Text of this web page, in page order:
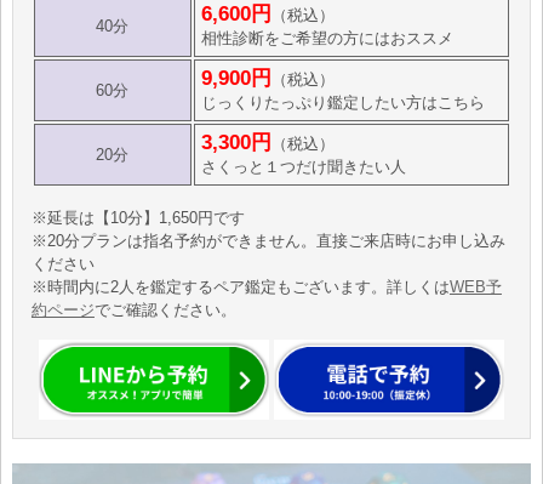
40分
6,600円
（税込）
相性診断をご希望の方にはおススメ
60分
9,900円
（税込）
じっくりたっぷり鑑定したい方はこちら
20分
3,300円
（税込）
さくっと１つだけ聞きたい人
※延長は【10分】1,650円です
※20分プランは指名予約ができません。直接ご来店時にお申し込み
ください
※時間内に2人を鑑定するペア鑑定もございます。詳しくはWEB予
約ページでご確認ください。